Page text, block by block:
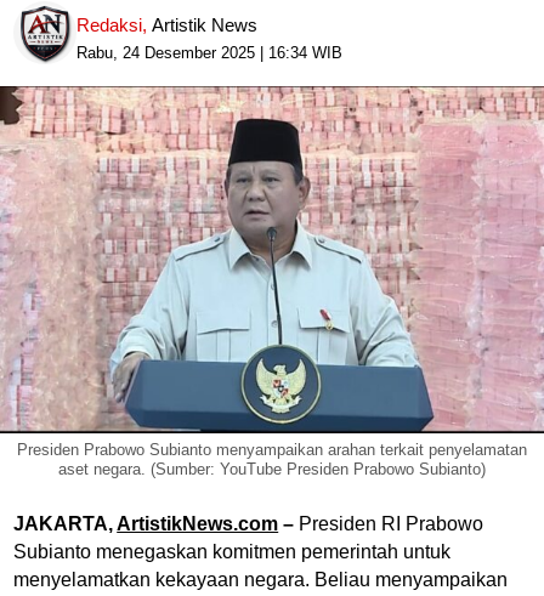
Redaksi,Artistik News
Rabu, 24 Desember 2025 | 16:34 WIB
Presiden Prabowo Subianto menyampaikan arahan terkait penyelamatan
aset negara. (Sumber: YouTube Presiden Prabowo Subianto)
JAKARTA,ArtistikNews.com – Presiden RI Prabowo
Subianto menegaskan komitmen pemerintah untuk
menyelamatkan kekayaan negara. Beliau menyampaikan